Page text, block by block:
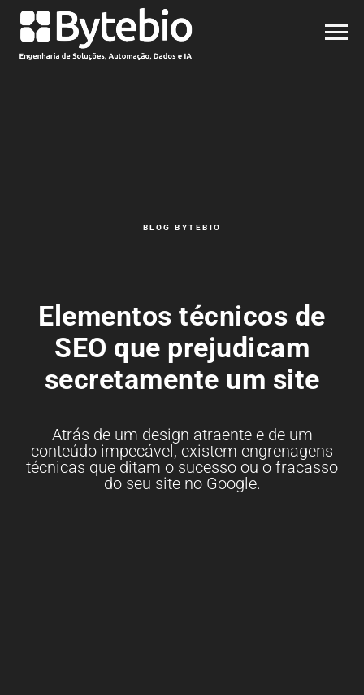
BLOG BYTEBIO
Elementos técnicos de
SEO que prejudicam
secretamente um site
Atrás de um design atraente e de um
conteúdo impecável, existem engrenagens
técnicas que ditam o sucesso ou o fracasso
do seu site no Google.